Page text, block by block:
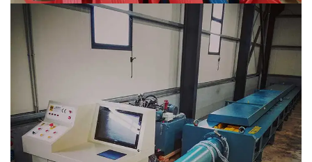
Εργαστήριο ραπτικής ιμάντα
Στο νέο, σύγχρονο εργαστήριο ραπτικής ιμάντα
εξειδικευμένοι υπάλληλοι επεξεργάζονται τα
τρεχούμενα μέτρα ιμάντα...